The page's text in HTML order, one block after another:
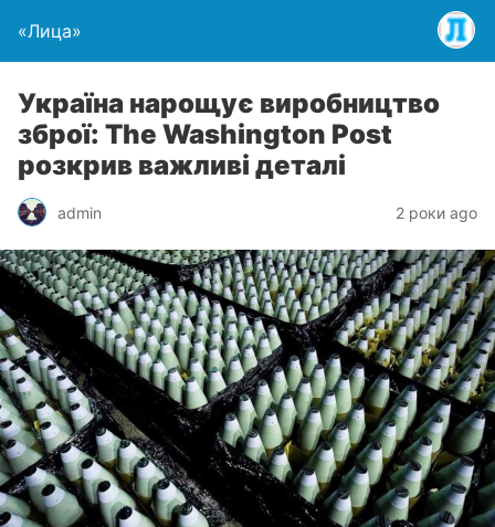
«Лица»
Україна нарощує виробництво
зброї: The Washington Post
розкрив важливі деталі
admin 2 роки ago